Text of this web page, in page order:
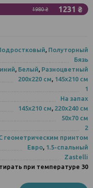
1980 ₴ 1231 ₴
, Полуторный
Бязь
, Белый, Разноцветный
200х220 см, 145х210 см
1
На запах
145х210 см, 220х240 см
50х70 см
2
геометрическим принтом
Евро, 1.5-спальный
Zastelli
при температуре 30